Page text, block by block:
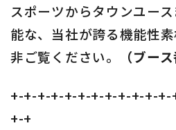
スポーツからタウンユー
能な、当社が誇る機能性
非ご覧ください。
（ブー
+-+-+-+-+-+-+-+-+-+-+-
+-+